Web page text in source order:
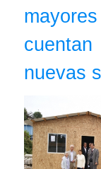
mayores
cuentan
nuevas